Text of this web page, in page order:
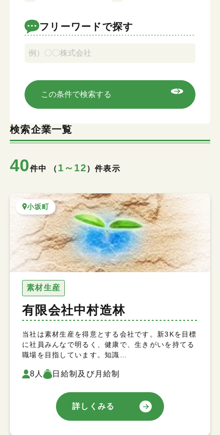
フリーワードで探す
キーワード検索
この条件で検索する
検索企業一覧
40件中 （ 1～12）件表示
小坂町
素材生産
有限会社中村造林
当社は素材生産を得意とする会社です。新3Kを目標
に社員みんなで明るく、健康で、生きがいを持てる
職場を目指しています。知識…
8人 日給制及び月給制
詳しくみる